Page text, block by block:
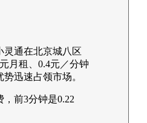
通在北京城八区
月租、0.4元／分钟
迅速占领市场。
前3分钟是0.22